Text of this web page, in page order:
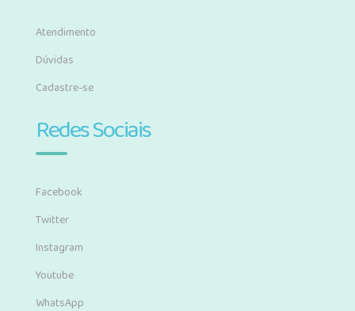
Atendimento
Dúvidas
Cadastre-se
Redes Sociais
Facebook
Twitter
Instagram
Youtube
WhatsApp